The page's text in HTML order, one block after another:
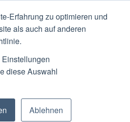
Erfahrung zu optimieren und
als auch auf anderen
diese Auswahl
Ablehnen
ABOUT SCHEDULE